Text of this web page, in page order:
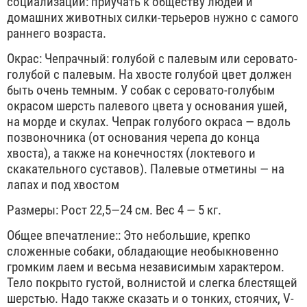
домашних животных силки-терьеров нужно с самого
раннего возраста.
Окрас: Чепрачный: голубой с палевым или серовато-
голубой с палевым. На хвосте голубой цвет должен
быть очень темным. У собак с серовато-голубым
окрасом шерсть палевого цвета у основания ушей,
на морде и скулах. Чепрак голубого окраса — вдоль
позвоночника (от основания черепа до конца
хвоста), а также на конечностях (локтевого и
скакательного суставов). Палевые отметины — на
лапах и под хвостом
Размеры: Рост 22,5—24 см. Вес 4 — 5 кг.
Общее впечатление:: Это небольшие, крепко
сложенные собаки, обладающие необыкновенно
громким лаем и весьма независимым характером.
Тело покрыто густой, волнистой и слегка блестящей
шерстью. Надо также сказать и о тонких, стоячих, V-